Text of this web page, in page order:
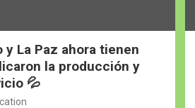
La Paz ahora tienen
la producción y
💦